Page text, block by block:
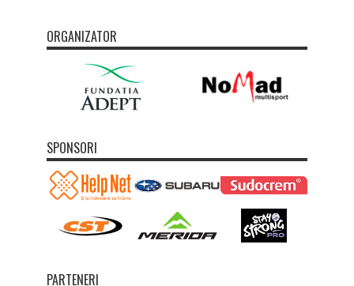
ORGANIZATOR
SPONSORI
PARTENERI